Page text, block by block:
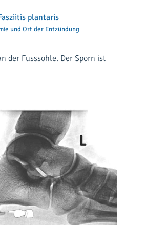
und Ort der Entzündung
der Fusssohle. Der Sporn ist